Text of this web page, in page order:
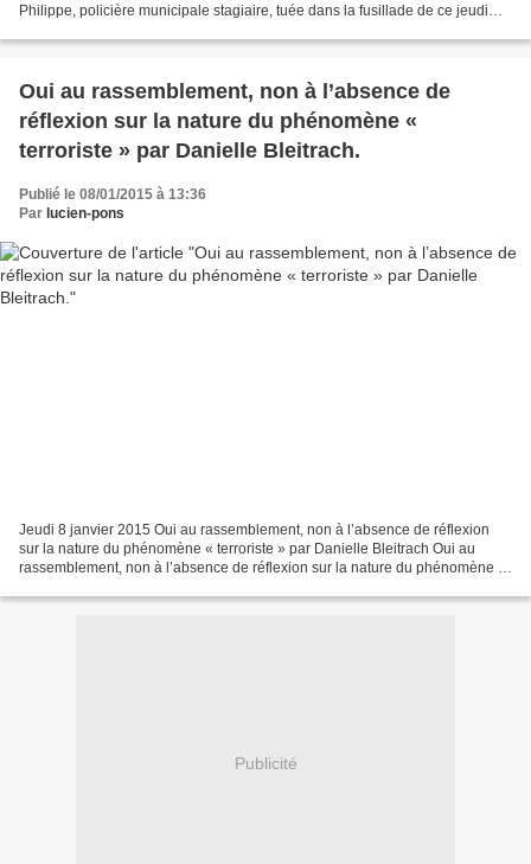
Philippe, policière municipale stagiaire, tuée dans la fusillade de ce jeudi
Oui au rassemblement, non à l’absence de
réflexion sur la nature du phénomène «
terroriste » par Danielle Bleitrach.
Publié le 08/01/2015 à 13:36
Par lucien-pons
Jeudi 8 janvier 2015 Oui au rassemblement, non à l’absence de réflexion
sur la nature du phénomène « terroriste » par Danielle Bleitrach Oui au
rassemblement, non à l’absence de réflexion sur la nature du phénomène «
Publicité